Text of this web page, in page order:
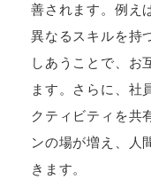
善されます。例え
異なるスキルを持
しあうことで、お
ます。さらに、社
クティビティを共
ンの場が増え、人
きます。